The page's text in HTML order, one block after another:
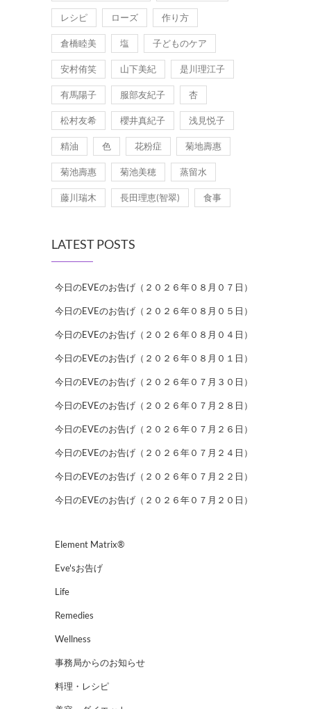
レシピ ローズ 作り方
倉橋睦美 塩 子どものケア
安村侑笑 山下美紀 是川理江子
有馬陽子 服部友紀子 杏
松村友希 櫻井真紀子 浅見悦子
精油 色 花粉症 菊地壽惠
菊池壽惠 菊池美穂 蒸留水
藤川瑞木 長田理恵(智翠) 食事
LATEST POSTS
今日のEVEのお告げ（２０２６年０８月０７日）
今日のEVEのお告げ（２０２６年０８月０５日）
今日のEVEのお告げ（２０２６年０８月０４日）
今日のEVEのお告げ（２０２６年０８月０１日）
今日のEVEのお告げ（２０２６年０７月３０日）
今日のEVEのお告げ（２０２６年０７月２８日）
今日のEVEのお告げ（２０２６年０７月２６日）
今日のEVEのお告げ（２０２６年０７月２４日）
今日のEVEのお告げ（２０２６年０７月２２日）
今日のEVEのお告げ（２０２６年０７月２０日）
Element Matrix®
Eve'sお告げ
Life
Remedies
Wellness
事務局からのお知らせ
料理・レシピ